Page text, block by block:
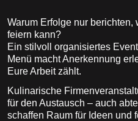
Warum Erfolge nur
feiern kann?
Ein stilvoll organisiertes
Menü macht Anerkennung
Eure Arbeit zählt.
Kulinarische
für den Austausch – auch
schaffen Raum für Ideen und